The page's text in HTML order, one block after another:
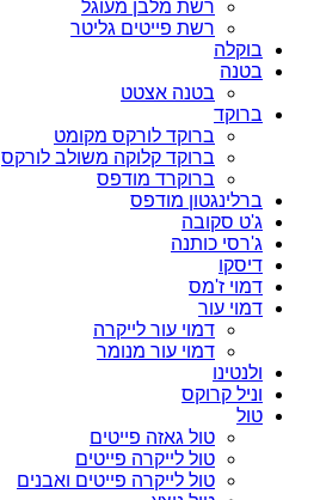
רשת מלבן מעוגל
רשת פייטים גליטר
בוקלה
בטנה
בטנה אצטט
ברוקד
ברוקד לורקס מקומט
ברוקד קלוקה משולב לורקס
ברוקרד מודפס
ברלינגטון מודפס
ג'ט סקובה
ג'רסי כותנה
דיסקו
דמוי ז'מס
דמוי עור
דמוי עור לייקרה
דמוי עור מנומר
ולנטינו
וניל קרוקס
טול
טול גאזה פייטים
טול לייקרה פייטים
טול לייקרה פייטים ואבנים